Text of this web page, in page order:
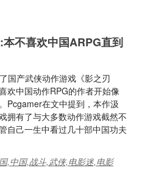
不喜欢中国ARPG直到
国产武侠动作游戏《影之刃
欢中国动作RPG的作者开始像
Pcgamer在文中提到，本作汲
拥有了与大多数动作游戏截然不
自己一生中看过几十部中国功夫
,中国,战斗,武侠,电影迷,电影